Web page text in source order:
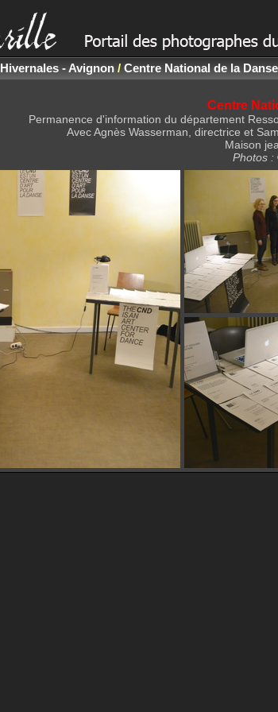
Hivernales - Avignon/ Centre National de la Danse
Centre
Permanence d'information du département
Avec Agnès Wasserman, directrice et
Maison
Photos :